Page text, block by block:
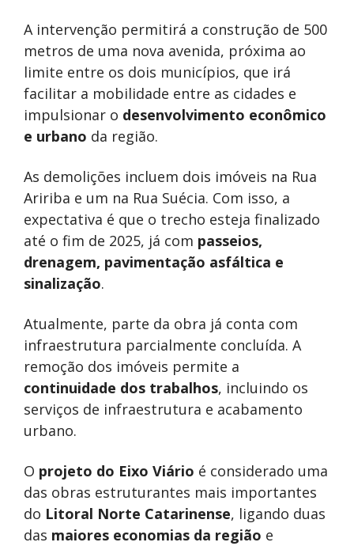
A intervenção permitirá a construção de 500
metros de uma nova avenida, próxima ao
limite entre os dois municípios, que irá
facilitar a mobilidade entre as cidades e
impulsionar o desenvolvimento econômico
e urbano da região.
As demolições incluem dois imóveis na Rua
Aririba e um na Rua Suécia. Com isso, a
expectativa é que o trecho esteja finalizado
até o fim de 2025, já com passeios,
drenagem, pavimentação asfáltica e
sinalização.
Atualmente, parte da obra já conta com
infraestrutura parcialmente concluída. A
remoção dos imóveis permite a
continuidade dos trabalhos, incluindo os
serviços de infraestrutura e acabamento
urbano.
O projeto do Eixo Viário é considerado uma
das obras estruturantes mais importantes
do Litoral Norte Catarinense, ligando duas
das maiores economias da região e